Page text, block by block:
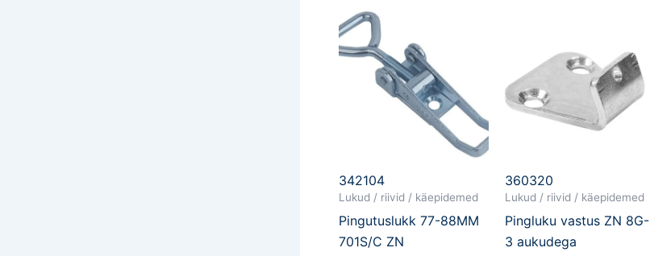
342104
Lukud / riivid / käepidemed
Pingutuslukk 77-88MM
701S/C ZN
360320
Lukud / riivid / käepidemed
Pingluku vastus ZN 8G-
3 aukudega